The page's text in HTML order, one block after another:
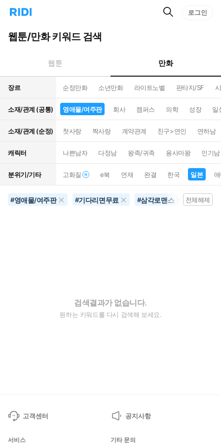
리
홈
으
턴
트
검
로그인
웹툰/만화 키워드 검색
웹툰 만화
장르 순정만화 소년만화 라이트노벨 판타지/SF
소재/관계 (공통) 영애물/여주판 회사 캠퍼스 의학 성장 일
소재/관계 (순정) 첫사랑 짝사랑 계약관계 친구>연인 연하남
캐릭터 나쁜남자 다정남 왕족/귀족 용사마왕 인기남
분위기/기타 고화질 e북 연재 완결 한국 일본
#영애물/여주판 #기다리면무료 #삼각로맨스 #일본
전체해제
검색결과가 없습니다.
원하는 키워드를 다시 검색해 보세요.
고객센터 공지사항
서비스 기타 문의